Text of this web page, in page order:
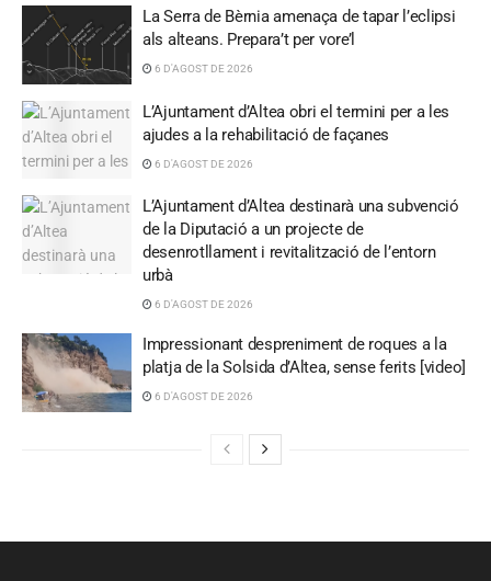
La Serra de Bèrnia amenaça de tapar l’eclipsi
als alteans. Prepara’t per vore’l
6 D'AGOST DE 2026
L’Ajuntament d’Altea obri el termini per a les
ajudes a la rehabilitació de façanes
6 D'AGOST DE 2026
L’Ajuntament d’Altea destinarà una subvenció
de la Diputació a un projecte de
desenrotllament i revitalització de l’entorn
urbà
6 D'AGOST DE 2026
Impressionant despreniment de roques a la
platja de la Solsida d’Altea, sense ferits [video]
6 D'AGOST DE 2026